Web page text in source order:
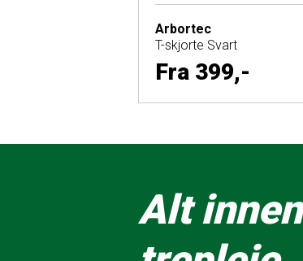
Arbortec
T-skjorte Svart
Fra 399,-
Alt innen